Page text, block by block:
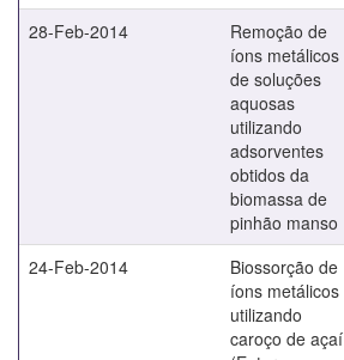
28-Feb-2014
Remoção de
íons metálicos
de soluções
aquosas
utilizando
adsorventes
obtidos da
biomassa de
pinhão manso
24-Feb-2014
Biossorção de
íons metálicos
utilizando
caroço de açaí